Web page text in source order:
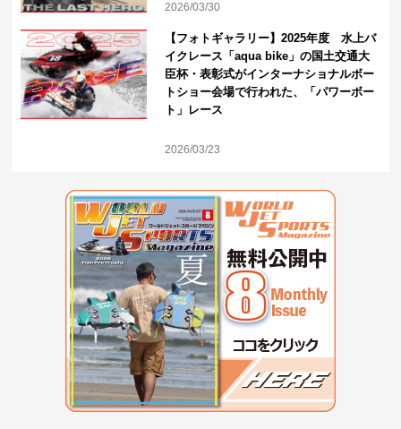
2026/03/30
【フォトギャラリー】2025年度 水上バ
イクレース「aqua bike」の国土交通大
臣杯・表彰式がインターナショナルボー
トショー会場で行われた、「パワーボー
ト」レース
2026/03/23